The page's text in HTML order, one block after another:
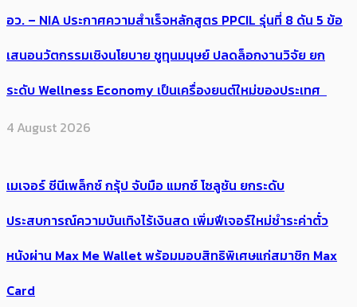
อว. – NIA ประกาศความสำเร็จหลักสูตร PPCIL รุ่นที่ 8 ดัน 5 ข้อ
เสนอนวัตกรรมเชิงนโยบาย ชูทุนมนุษย์ ปลดล็อกงานวิจัย ยก
ระดับ Wellness Economy เป็นเครื่องยนต์ใหม่ของประเทศ
4 August 2026
เมเจอร์ ซีนีเพล็กซ์ กรุ้ป จับมือ แมกซ์ โซลูชัน ยกระดับ
ประสบการณ์ความบันเทิงไร้เงินสด เพิ่มฟีเจอร์ใหม่ชำระค่าตั๋ว
หนังผ่าน Max Me Wallet พร้อมมอบสิทธิพิเศษแก่สมาชิก Max
Card